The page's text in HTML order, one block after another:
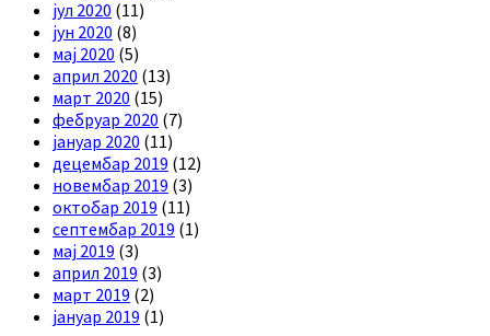
јул 2020 (11)
јун 2020 (8)
мај 2020 (5)
април 2020 (13)
март 2020 (15)
фебруар 2020 (7)
јануар 2020 (11)
децембар 2019 (12)
новембар 2019 (3)
октобар 2019 (11)
септембар 2019 (1)
мај 2019 (3)
април 2019 (3)
март 2019 (2)
јануар 2019 (1)